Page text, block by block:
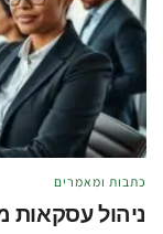
כתבות ומאמרים
ניהול עסקאות